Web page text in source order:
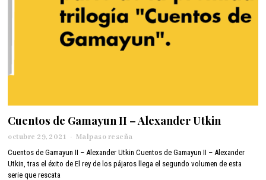
Cuentos de Gamayun II – Alexander Utkin
octubre 29, 2021
v
i
Malpaso reseña
Cuentos de Gamayun II – Alexander Utkin Cuentos de Gamayun II – Alexander
Utkin, tras el éxito de El rey de los pájaros llega el segundo volumen de esta
serie que rescata